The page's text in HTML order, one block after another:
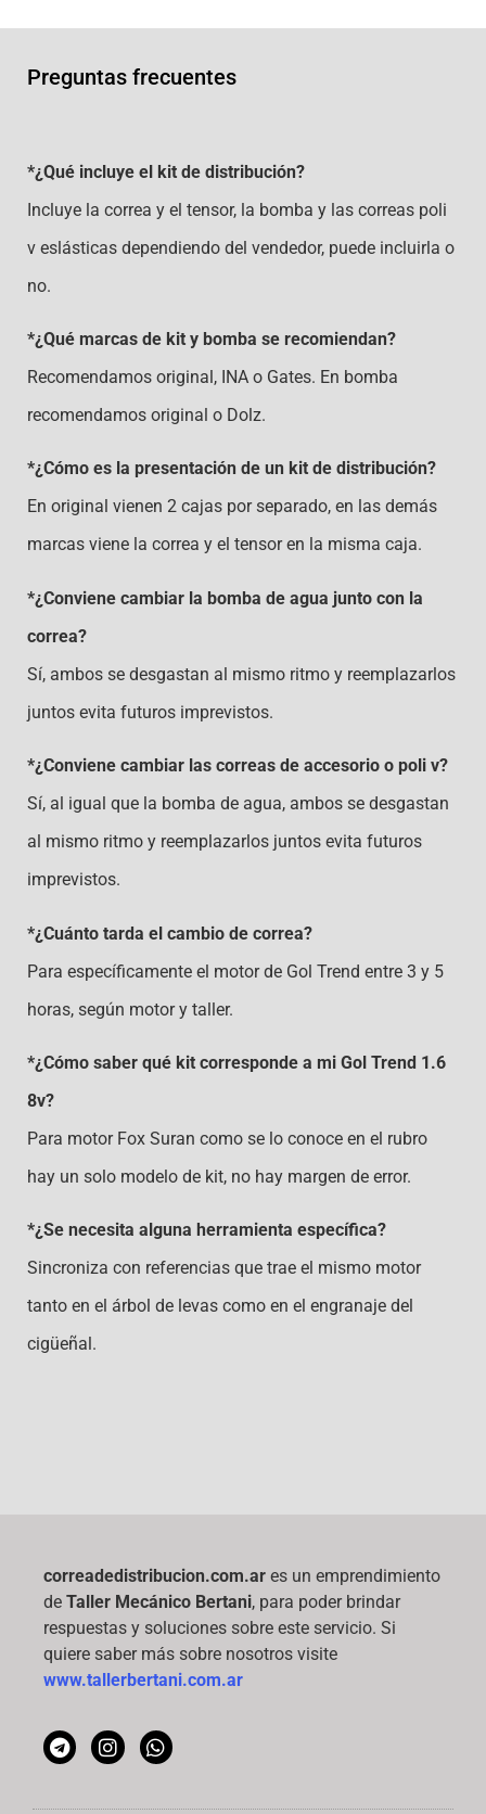
Preguntas frecuentes
*¿Qué incluye el kit de distribución?
Incluye la correa y el tensor, la bomba y las correas poli
v eslásticas dependiendo del vendedor, puede incluirla o
no.
*¿Qué marcas de kit y bomba se recomiendan?
Recomendamos original, INA o Gates. En bomba
recomendamos original o Dolz.
*¿Cómo es la presentación de un kit de distribución?
En original vienen 2 cajas por separado, en las demás
marcas viene la correa y el tensor en la misma caja.
*¿Conviene cambiar la bomba de agua junto con la
correa?
Sí, ambos se desgastan al mismo ritmo y reemplazarlos
juntos evita futuros imprevistos.
*¿Conviene cambiar las correas de accesorio o poli v?
Sí, al igual que la bomba de agua, ambos se desgastan
al mismo ritmo y reemplazarlos juntos evita futuros
imprevistos.
*¿Cuánto tarda el cambio de correa?
Para específicamente el motor de Gol Trend entre 3 y 5
horas, según motor y taller.
*¿Cómo saber qué kit corresponde a mi Gol Trend 1.6
8v?
Para motor Fox Suran como se lo conoce en el rubro
hay un solo modelo de kit, no hay margen de error.
*¿Se necesita alguna herramienta específica?
Sincroniza con referencias que trae el mismo motor
tanto en el árbol de levas como en el engranaje del
cigüeñal.
correadedistribucion.com.ar es un emprendimiento
de Taller Mecánico Bertani, para poder brindar
respuestas y soluciones sobre este servicio. Si
quiere saber más sobre nosotros visite
www.tallerbertani.com.ar